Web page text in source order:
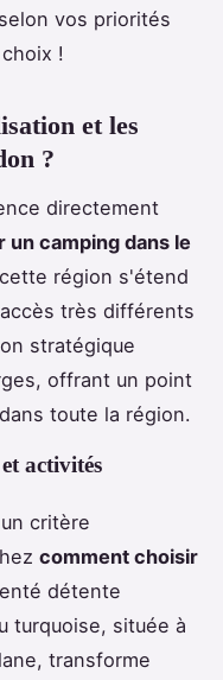
vos priorités
!
et les
?
directement
un camping dans le
région s'étend
très différents
stratégique
offrant un point
toute la région.
activités
critère
comment choisir
détente
turquoise, située à
transforme